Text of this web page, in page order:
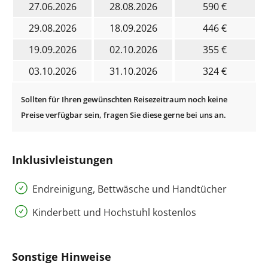
27.06.2026
28.08.2026
590 €
29.08.2026
18.09.2026
446 €
19.09.2026
02.10.2026
355 €
03.10.2026
31.10.2026 324 €
Inklusivleistungen
Endreinigung, Bettwäsche und Handtücher
Kinderbett und Hochstuhl kostenlos
Sonstige Hinweise